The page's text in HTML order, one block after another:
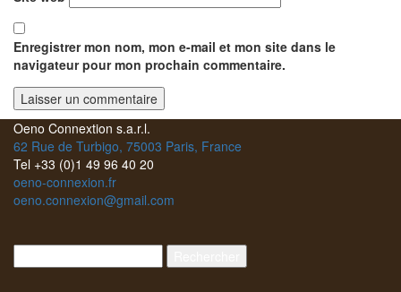
Enregistrer mon nom, mon e-mail et mon site dans le
navigateur pour mon prochain commentaire.
Oeno Connextion s.a.r.l.
62 Rue de Turbigo, 75003 Paris, France
Tel +33 (0)1 49 96 40 20
oeno-connexion.fr
oeno.connexion@gmail.com